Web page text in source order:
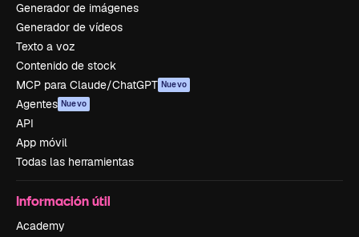
Generador de imágenes
Generador de vídeos
Texto a voz
Contenido de stock
MCP para Claude/ChatGPT Nuevo
Agentes Nuevo
API
App móvil
Todas las herramientas
Información útil
Academy